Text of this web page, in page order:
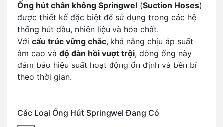
Ống hút chân không Springwel (Suction Hoses)
được thiết kế đặc biệt để sử dụng trong các hệ
thống hút dầu, nhiên liệu và hóa chất.
Với cấu trúc vững chắc, khả năng chịu áp suất
âm cao và độ đàn hồi vượt trội, dòng ống này
đảm bảo hiệu suất hoạt động ổn định và bền bỉ
theo thời gian.
Các Loại Ống Hút Springwel Đang Có